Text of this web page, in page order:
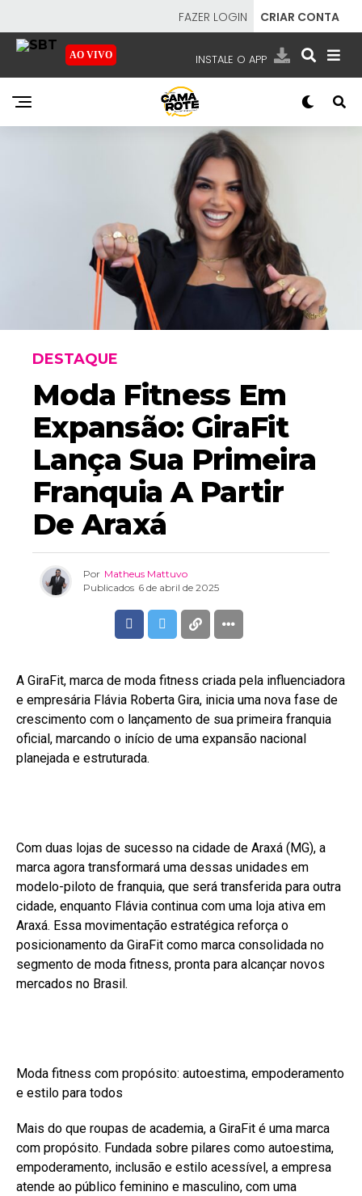
FAZER LOGIN CRIAR CONTA
AO VIVO INSTALE O APP
EMISSORAS
- SISTEMA BRASILEIRO DE TELEVISÃO
DESTAQUE
Moda Fitness Em
Expansão: GiraFit
Lança Sua Primeira
Franquia A Partir
De Araxá
Por Matheus Mattuvo
Publicados 6 de abril de 2025
A GiraFit, marca de moda fitness criada pela influenciadora
e empresária Flávia Roberta Gira, inicia uma nova fase de
crescimento com o lançamento de sua primeira franquia
oficial, marcando o início de uma expansão nacional
planejada e estruturada.
Com duas lojas de sucesso na cidade de Araxá (MG), a
marca agora transformará uma dessas unidades em
modelo-piloto de franquia, que será transferida para outra
cidade, enquanto Flávia continua com uma loja ativa em
Araxá. Essa movimentação estratégica reforça o
posicionamento da GiraFit como marca consolidada no
segmento de moda fitness, pronta para alcançar novos
mercados no Brasil.
Moda fitness com propósito: autoestima, empoderamento
e estilo para todos
Mais do que roupas de academia, a GiraFit é uma marca
com propósito. Fundada sobre pilares como autoestima,
empoderamento, inclusão e estilo acessível, a empresa
atende ao público feminino e masculino, com uma